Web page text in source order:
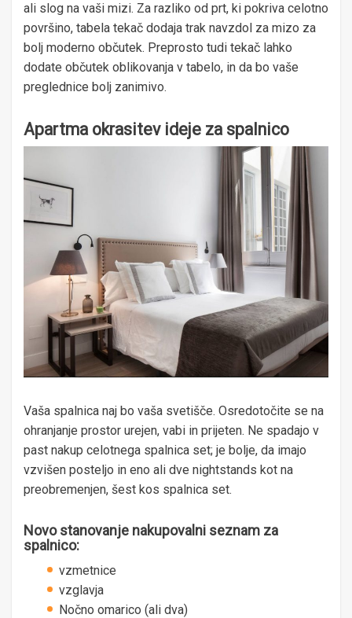
ali slog na vaši mizi. Za razliko od prt, ki pokriva celotno
površino, tabela tekač dodaja trak navzdol za mizo za
bolj moderno občutek. Preprosto tudi tekač lahko
dodate občutek oblikovanja v tabelo, in da bo vaše
preglednice bolj zanimivo.
Apartma okrasitev ideje za spalnico
Vaša spalnica naj bo vaša svetišče. Osredotočite se na
ohranjanje prostor urejen, vabi in prijeten. Ne spadajo v
past nakup celotnega spalnica set; je bolje, da imajo
vzvišen posteljo in eno ali dve nightstands kot na
preobremenjen, šest kos spalnica set.
Novo stanovanje nakupovalni seznam za
spalnico:
vzmetnice
vzglavja
Nočno omarico (ali dva)